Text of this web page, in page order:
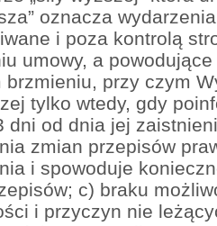
oznacza
i poza kontrolą
umowy, a
brzmieniu, przy czym
tylko wtedy, gdy
dni od dnia jej
zmian przepisów
i spowoduje
c) braku
i przyczyn nie